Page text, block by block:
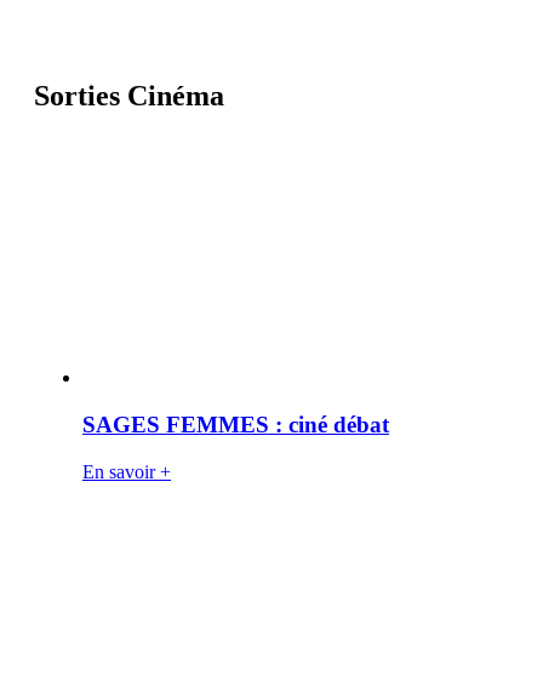
Sorties Cinéma
SAGES FEMMES : ciné débat
En savoir +